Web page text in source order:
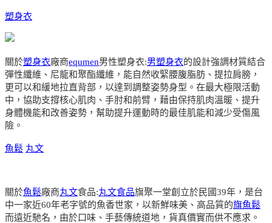
塑身衣
關於塑身衣廠商equmen男性塑身衣:男塑身衣的設計強調材質結合
彈性纖維、尼龍和聚酯纖維，能自然收緊腰腹脂肪、提拉肩膀，
更可以和緩地拉直背部，以達到調整姿勢身型。在最大極限活動
中，協助支撐核心肌肉、手肘和前臂，藉由保持肌肉溫暖、提升
身體機能和改善姿勢，幫助提升運動時的最佳肌能和減少受傷風
險。
魚鬆 丸文
關於魚鬆廠商丸文食品:丸文食品旗聚一堂創立於民國39年，是台
中一家近60年老字號的魚香世家，以新鮮味美、高品質的旗魚鬆
而遠近馳名，由於口味、手藝傳統道地，貨真價實而供不應求。